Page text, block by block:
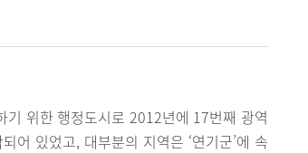
기 위한 행정도시로 2012년에 17번째 광역
어 있었고, 대부분의 지역은 ‘연기군’에 속